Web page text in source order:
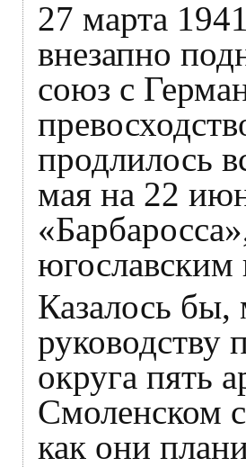
27 марта
внезапно
союз с
продлилось
мая на 22
югославским
Казалось бы,
руководству
округа пять
Смоленском
как они